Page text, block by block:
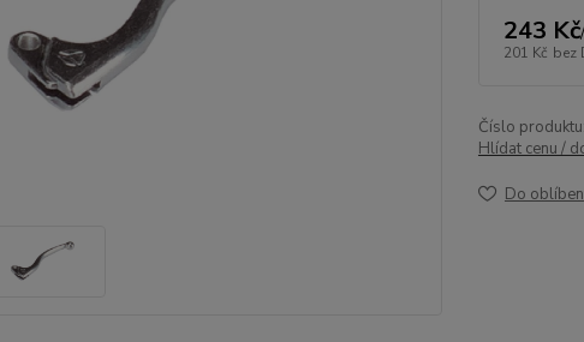
243 Kč/
201 Kč bez
Číslo produktu:
Hlídat cenu /
Do